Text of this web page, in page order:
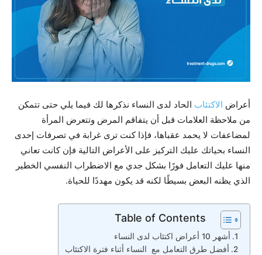
أعراض الاكتئاب الحاد لدى النساء نذكرها لك فيما يلي حتى تتمكن
من ملاحظة العلامات قبل أن يتفاقم المرض وتتعرض المرأة
لمضاعفات لا يحمد عقباها، فإذا كنت ترى غرابة في تصرفات إحدى
النساء بحياتك عليك التركيز على الأعراض التالية فإن كانت تعاني
منها عليك التعامل فورًا بشكل جدي مع الاضطراب النفسي الخطير
الذي يظنه البعض بسيطًا لكنه قد يكون مهددًا للحياة.
Table of Contents
أشهر 10 أعراض اكتئاب لدى النساء
أفضل طرق التعامل مع النساء أثناء فترة الاكتئاب